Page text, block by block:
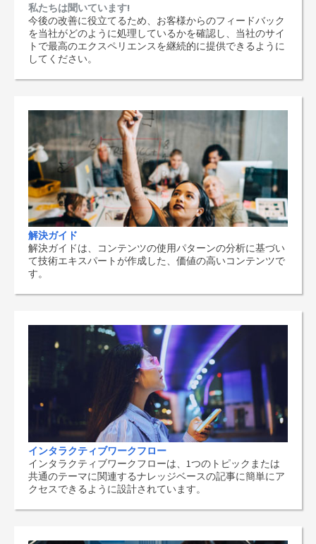
私たちは聞いています!
今後の改善に役立てるため、お客様からのフィードバック
を当社がどのように処理しているかを確認し、当社のサイ
トで最高のエクスペリエンスを継続的に提供できるように
してください。
解決ガイド
解決ガイドは、コンテンツの使用パターンの分析に基づい
て技術エキスパートが作成した、価値の高いコンテンツで
す。
インタラクティブワークフロー
インタラクティブワークフローは、1つのトピックまたは
共通のテーマに関連するナレッジベースの記事に簡単にア
クセスできるように設計されています。